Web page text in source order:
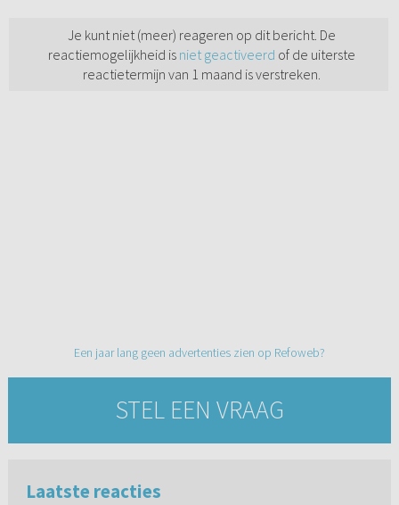
Je kunt niet (meer) reageren op dit bericht. De
reactiemogelijkheid is niet geactiveerd of de uiterste
reactietermijn van 1 maand is verstreken.
Een jaar lang geen advertenties zien op Refoweb?
STEL EEN VRAAG
Laatste reacties